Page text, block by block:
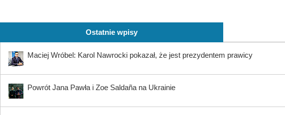
Ostatnie wpisy
Maciej Wróbel: Karol Nawrocki pokazał, że jest prezydentem prawicy
Powrót Jana Pawła i Zoe Saldaña na Ukrainie